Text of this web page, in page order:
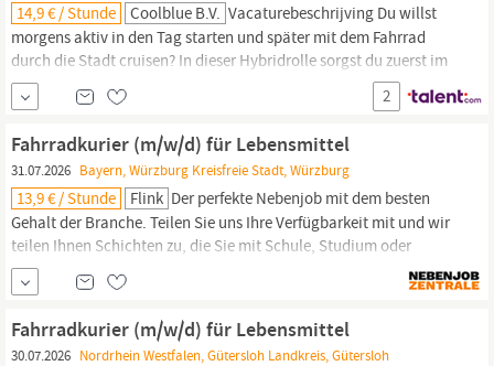
14,9 € / Stunde Coolblue B.V. Vacaturebeschrijving Du willst
morgens aktiv in den Tag starten und später mit dem Fahrrad
durch die Stadt cruisen? In dieser Hybridrolle sorgst du zuerst im
Lager dafür, dass unsere blauen Lieferwagen startklar sind – und
anschließend begeisterst du unsere Kund innen als
Fahrradkurier.
Du lieferst mit dem Fahrrad Pakete aus, begeisterst Kund innen
mit
2
Fahrradkurier (m/w/d) für Lebensmittel
31.07.2026 Bayern, Würzburg Kreisfreie Stadt, Würzburg
13,9 € / Stunde Flink Der perfekte Nebenjob mit dem besten
Gehalt der Branche. Teilen Sie uns Ihre Verfügbarkeit mit und wir
teilen Ihnen Schichten zu, die Sie mit Schule, Studium oder
Hobbys vereinbaren können. Einleitung: Unsere Warenlager sind
clever verteilt in städtischen Gebieten mit hoher
Bevölkerungsdichte und ermöglichen mit Hilfe unserer E-Bikes-
Flotte die schnellste Lebensmittel...
Fahrradkurier (m/w/d) für Lebensmittel
30.07.2026 Nordrhein Westfalen, Gütersloh Landkreis, Gütersloh